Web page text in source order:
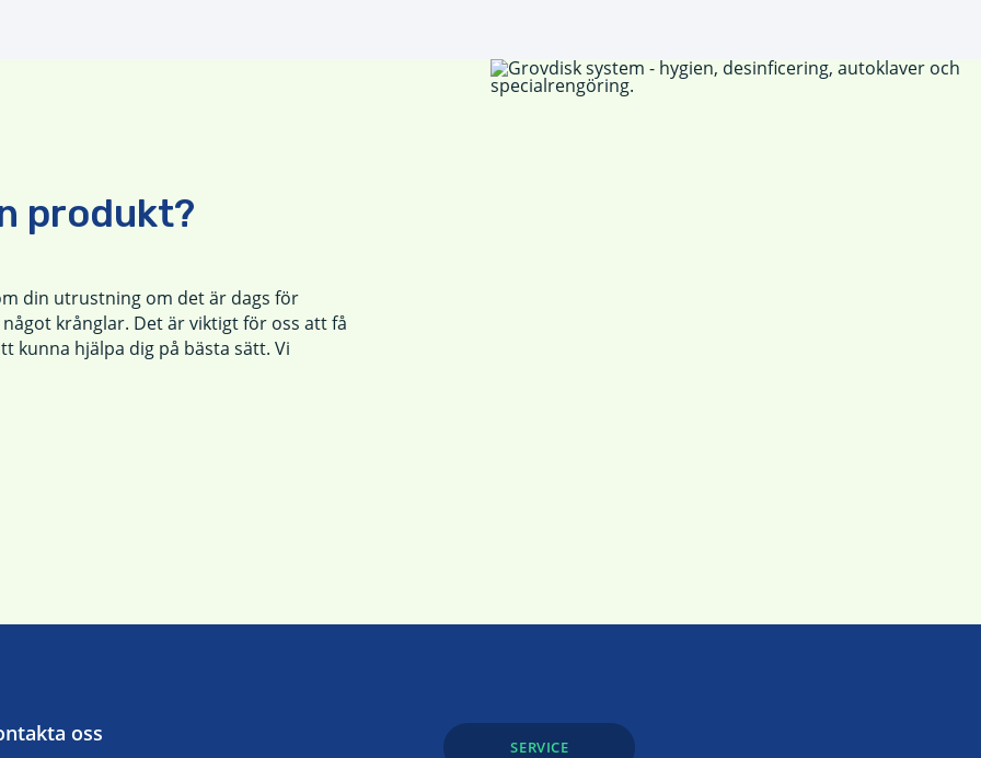
produkt?
din utrustning om det är dags för
krånglar. Det är viktigt för oss att få
kunna hjälpa dig på bästa sätt. Vi
oss
SERVICE